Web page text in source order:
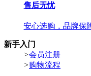
售后无忧
安心选购，品牌保
新手入门
>会员注册
>购物流程